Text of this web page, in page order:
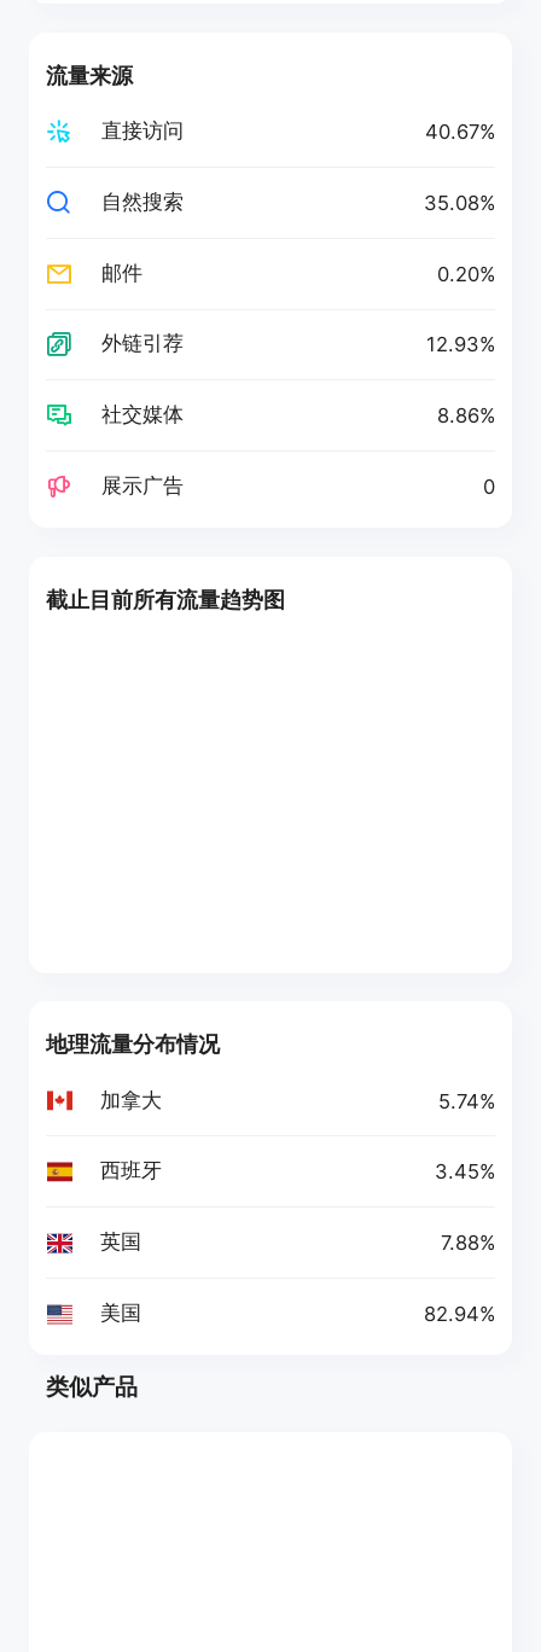
流量来源
直接访问 40.67%
自然搜索 35.08%
邮件 0.20%
外链引荐 12.93%
社交媒体 8.86%
展示广告 0
截止目前所有流量趋势图
地理流量分布情况
加拿大 5.74%
西班牙 3.45%
英国 7.88%
美国 82.94%
类似产品